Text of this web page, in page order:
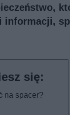
informacji,
na spacer?